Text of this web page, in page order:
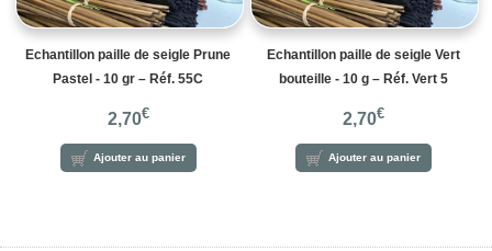
Echantillon paille de seigle Prune
Pastel - 10 gr – Réf. 55C
2,70€
Ajouter au panier
Echantillon paille de seigle Vert
bouteille - 10 g – Réf. Vert 5
2,70€
Ajouter au panier